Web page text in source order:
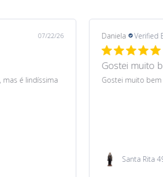
08/06/26 Daniela Verified
Gostei muito
Gostei muito bem
Garrafa de